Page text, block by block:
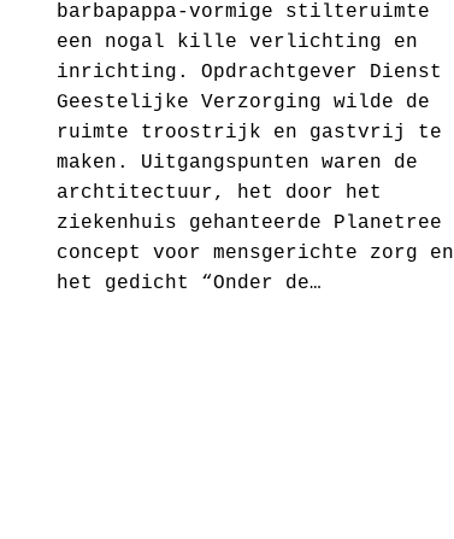
barbapappa-vormige stilteruimte
een nogal kille verlichting en
inrichting. Opdrachtgever Dienst
Geestelijke Verzorging wilde de
ruimte troostrijk en gastvrij te
maken. Uitgangspunten waren de
archtitectuur, het door het
ziekenhuis gehanteerde Planetree
concept voor mensgerichte zorg en
het gedicht “Onder de…